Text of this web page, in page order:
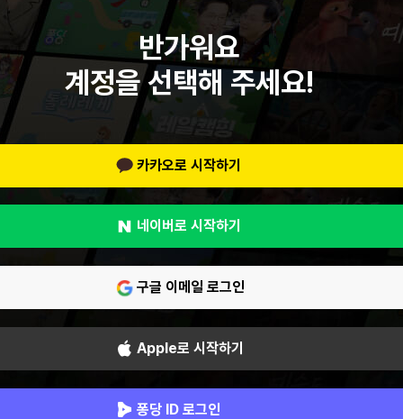
반가워요
계정을 선택해 주세요!
카카오로 시작하기
네이버로 시작하기
구글 이메일 로그인
Apple로 시작하기
퐁당 ID 로그인